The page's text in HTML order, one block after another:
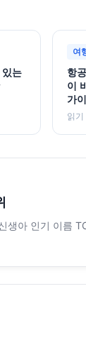
는
여
항
이
가
읽
아 인기 이름